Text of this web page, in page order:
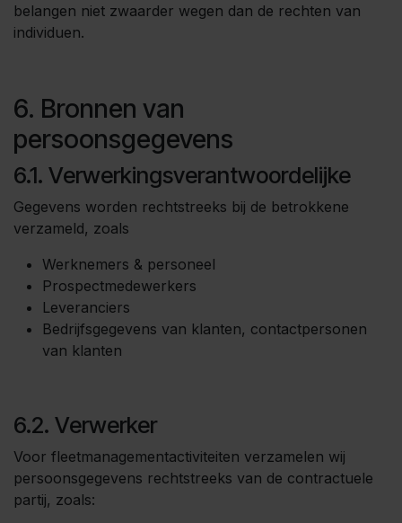
belangen niet zwaarder wegen dan de rechten van
individuen.
6. Bronnen van
persoonsgegevens
6.1. Verwerkingsverantwoordelijke
Gegevens worden rechtstreeks bij de betrokkene
verzameld, zoals
Werknemers & personeel
Prospectmedewerkers
Leveranciers
Bedrijfsgegevens van klanten, contactpersonen
van klanten
6.2. Verwerker
Voor fleetmanagementactiviteiten verzamelen wij
persoonsgegevens rechtstreeks van de contractuele
partij, zoals: